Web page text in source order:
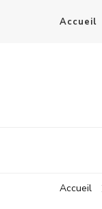
Accueil
Accueil